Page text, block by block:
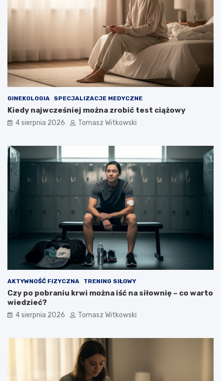
GINEKOLOGIA SPECJALIZACJE MEDYCZNE
Kiedy najwcześniej można zrobić test ciążowy
4 sierpnia 2026 Tomasz Witkowski
AKTYWNOŚĆ FIZYCZNA TRENING SIŁOWY
Czy po pobraniu krwi można iść na siłownię – co warto
wiedzieć?
4 sierpnia 2026 Tomasz Witkowski